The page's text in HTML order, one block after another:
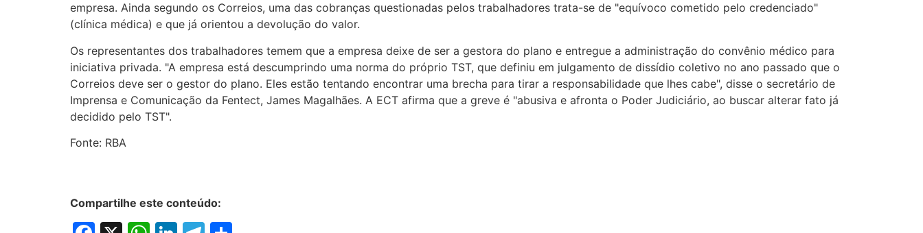
empresa. Ainda segundo os Correios, uma das cobranças questionadas pelos trabalhadores trata-se de "equívoco cometido pelo credenciado"
(clínica médica) e que já orientou a devolução do valor.
Os representantes dos trabalhadores temem que a empresa deixe de ser a gestora do plano e entregue a administração do convênio médico para
iniciativa privada. "A empresa está descumprindo uma norma do próprio TST, que definiu em julgamento de dissídio coletivo no ano passado que o
Correios deve ser o gestor do plano. Eles estão tentando encontrar uma brecha para tirar a responsabilidade que lhes cabe", disse o secretário de
Imprensa e Comunicação da Fentect, James Magalhães. A ECT afirma que a greve é "abusiva e afronta o Poder Judiciário, ao buscar alterar fato já
decidido pelo TST".
Fonte: RBA
Compartilhe este conteúdo: